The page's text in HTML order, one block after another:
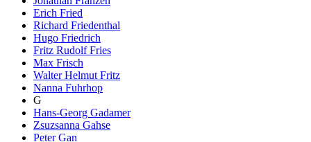
Erich Fried
Richard Friedenthal
Hugo Friedrich
Fritz Rudolf Fries
Max Frisch
Walter Helmut Fritz
Nanna Fuhrhop
G
Hans-Georg Gadamer
Zsuzsanna Gahse
Peter Gan